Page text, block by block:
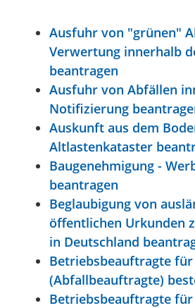
Ausfuhr von "grünen"
Verwertung innerhalb
beantragen
Ausfuhr von Abfällen
Notifizierung
Auskunft aus dem
Altlastenkataster
Baugenehmigung -
beantragen
Beglaubigung von
öffentlichen Urkunden
in Deutschland
Betriebsbeauftragte
(Abfallbeauftragte)
Betriebsbeauftragte für